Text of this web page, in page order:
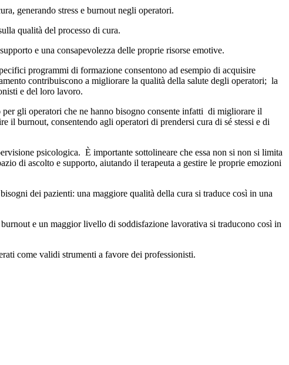
generando stress e burnout negli operatori.
qualità del processo di cura.
e una consapevolezza delle proprie risorse emotive.
programmi di formazione consentono ad esempio di acquisire
contribuiscono a migliorare la qualità della salute degli operatori; la
e del loro lavoro.
gli operatori che ne hanno bisogno consente infatti di migliorare il
il burnout, consentendo agli operatori di prendersi cura di sé stessi e di
psicologica. È importante sottolineare che essa non si non si limita
di ascolto e supporto, aiutando il terapeuta a gestire le proprie emozioni
dei pazienti: una maggiore qualità della cura si traduce così in una
e un maggior livello di soddisfazione lavorativa si traducono così in
come validi strumenti a favore dei professionisti.